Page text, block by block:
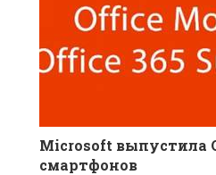
Microsoft выпустила
смартфонов